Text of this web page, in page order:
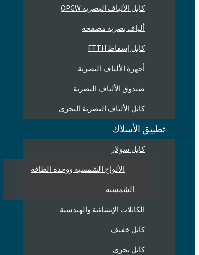
كابل الألياف البصرية OPGW
ألياف بصرية مصفحة
كابل إسقاط FTTH
أجهزة الألياف البصرية
صندوق الألياف البصرية
كابل الألياف البصرية البحري
تطبيق الأسلاك
كابل سولار
الألواح الشمسية ووحدة الطاقة
الشمسية
الكابلات الإنشائية والهندسية
كابل خفيف
كابل بحري